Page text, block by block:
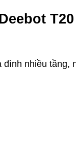
nhiều tầng,